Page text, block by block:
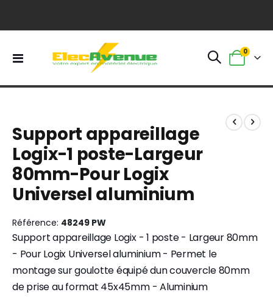
Basculer
Panier
0
the
end
of
the
images
gallery
the
beginning
of
the
images
gallery
Support appareillage
Logix-1 poste-Largeur
80mm-Pour Logix
Universel aluminium
Référence 48249 PW
Support appareillage Logix - 1 poste - Largeur 80mm
- Pour Logix Universel aluminium - Permet le
montage sur goulotte équipé dun couvercle 80mm
de prise au format 45x45mm - Aluminium